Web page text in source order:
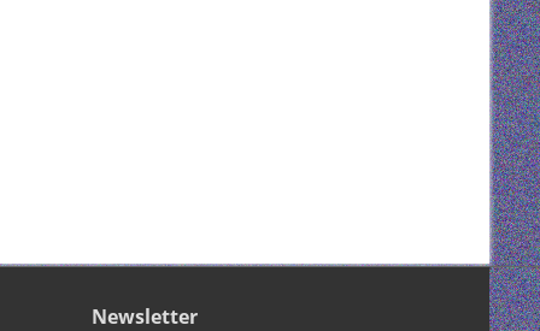
Newsletter